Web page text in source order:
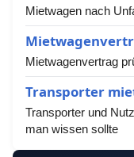
Mietwagen nach
Mietwagenvertrag
Transporter
Transporter und
man wissen sollte